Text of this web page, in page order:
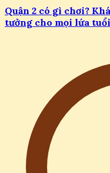
Quận 2 có gì chơi?
tưởng cho mọi lứa tuổi